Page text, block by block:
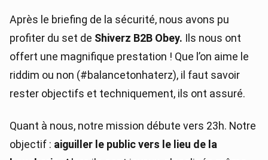
Après le briefing de la sécurité, nous avons pu
profiter du set de Shiverz B2B Obey. Ils nous ont
offert une magnifique prestation ! Que l’on aime le
riddim ou non (#balancetonhaterz), il faut savoir
rester objectifs et techniquement, ils ont assuré.
Quant à nous, notre mission débute vers 23h. Notre
objectif : aiguiller le public vers le lieu de la